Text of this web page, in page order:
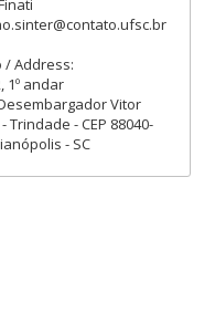
/ Address:
1º andar
Vitor
Trindade - CEP 88040-
- SC